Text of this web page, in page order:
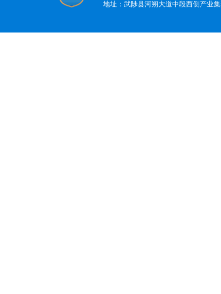
地址：武陟县河朔大道中段西侧产业